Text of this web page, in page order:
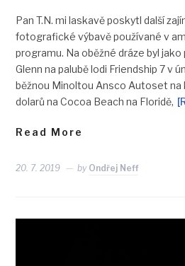
Pan T.N. mi laskavě poskytl další
fotografické výbavě používané v
programu. Na oběžné dráze byl jako
Glenn na palubě lodi Friendship 7 v
běžnou Minoltou Ansco Autoset na
dolarů na Cocoa Beach na Floridě,
Read More
20. 7. 2019 by Ondřej Neff